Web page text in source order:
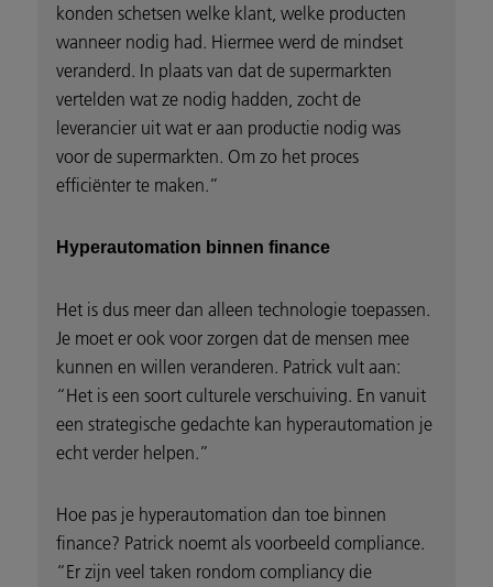
konden schetsen welke klant, welke producten
wanneer nodig had. Hiermee werd de mindset
veranderd. In plaats van dat de supermarkten
vertelden wat ze nodig hadden, zocht de
leverancier uit wat er aan productie nodig was
voor de supermarkten. Om zo het proces
efficiënter te maken.”
Hyperautomation binnen finance
Het is dus meer dan alleen technologie toepassen.
Je moet er ook voor zorgen dat de mensen mee
kunnen en willen veranderen. Patrick vult aan:
“Het is een soort culturele verschuiving. En vanuit
een strategische gedachte kan hyperautomation je
echt verder helpen.”
Hoe pas je hyperautomation dan toe binnen
finance? Patrick noemt als voorbeeld compliance.
“Er zijn veel taken rondom compliancy die